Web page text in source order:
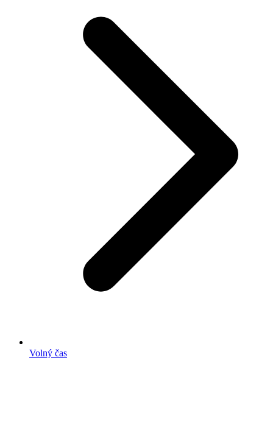
Volný čas